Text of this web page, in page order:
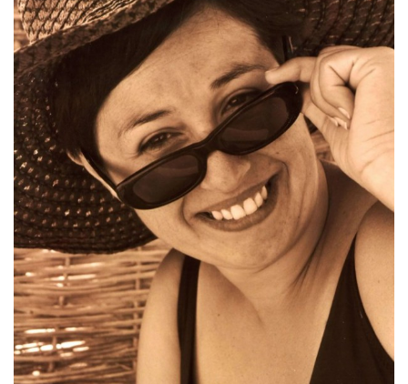
PRIVACY
Privacy
policy
Cookie
policy